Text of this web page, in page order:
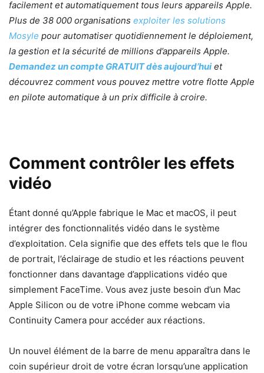
facilement et automatiquement tous leurs appareils Apple.
Plus de 38 000 organisations exploiter les solutions
Mosyle pour automatiser quotidiennement le déploiement,
la gestion et la sécurité de millions d’appareils Apple.
Demandez un compte GRATUIT dès aujourd’huiet
découvrez comment vous pouvez mettre votre flotte Apple
en pilote automatique à un prix difficile à croire.
Comment contrôler les effets
vidéo
Étant donné qu’Apple fabrique le Mac et macOS, il peut
intégrer des fonctionnalités vidéo dans le système
d’exploitation. Cela signifie que des effets tels que le flou
de portrait, l’éclairage de studio et les réactions peuvent
fonctionner dans davantage d’applications vidéo que
simplement FaceTime. Vous avez juste besoin d’un Mac
Apple Silicon ou de votre iPhone comme webcam via
Continuity Camera pour accéder aux réactions.
Un nouvel élément de la barre de menu apparaîtra dans le
coin supérieur droit de votre écran lorsqu’une application